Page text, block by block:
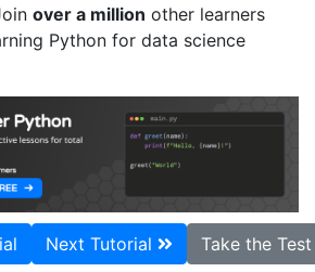
over a million other learners
Python for data science
Next Tutorial Take the